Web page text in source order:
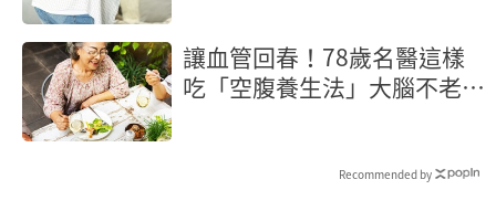
讓血管回春！78歲名醫這樣
吃「空腹養生法」大腦不老又
Recommended by